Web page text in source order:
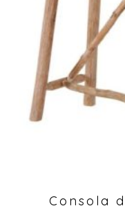
Consola